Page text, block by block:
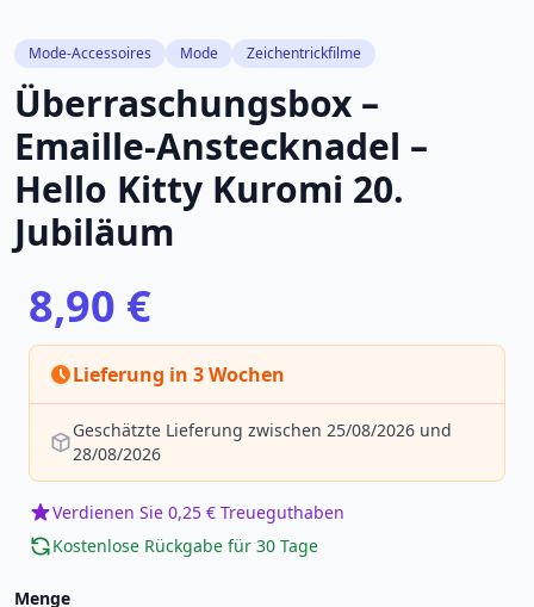
Mode-Accessoires Mode Zeichentrickfilme
Überraschungsbox –
Emaille-Anstecknadel –
Hello Kitty Kuromi 20.
Jubiläum
8,90 €
Lieferung in 3 Wochen
Geschätzte Lieferung zwischen 25/08/2026 und
28/08/2026
Verdienen Sie 0,25 € Treueguthaben
Kostenlose Rückgabe für 30 Tage
Menge